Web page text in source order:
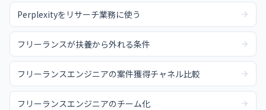
Perplexityをリサーチ業務に使う
フリーランスが扶養から外れる条件
フリーランスエンジニアの案件獲得チャネル比較
フリーランスエンジニアのチーム化